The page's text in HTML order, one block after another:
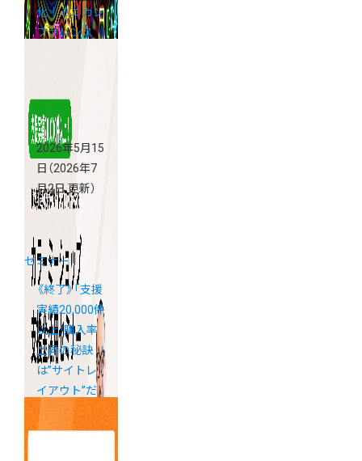
化｜ミニカン
ファレンス
2026年5月15
日 （2026年7
月2日 更新）
セミナー
《終了》「支援
実績20,000件
以上！購入率
上昇の秘訣
は”サイトレ
イアウト”だ
った！カラー
ミーショップ